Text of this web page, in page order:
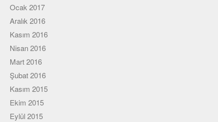
Ocak 2017
Aralık 2016
Kasım 2016
Nisan 2016
Mart 2016
Şubat 2016
Kasım 2015
Ekim 2015
Eylül 2015